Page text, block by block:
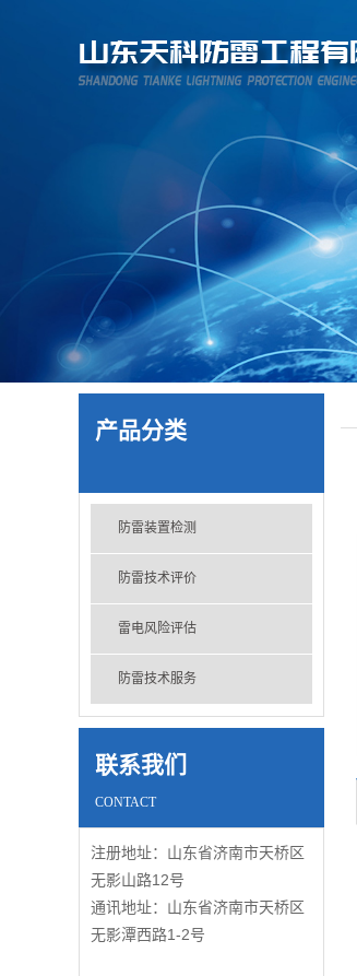
产品分类
防雷装置检测
防雷技术评价
雷电风险评估
防雷技术服务
联系我们
CONTACT
注册地址：山东省济南市天桥区
无影山路12号
通讯地址：山东省济南市天桥区
无影潭西路1-2号